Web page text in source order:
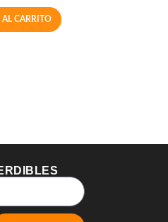
CARRITO